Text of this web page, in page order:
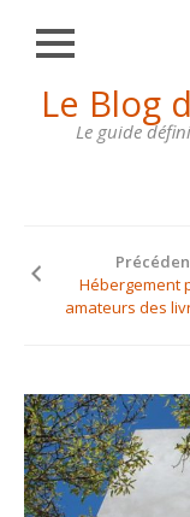
Le Blog
Le guide
Fermer
HOME
OTRANTO
SANTA
MAISONS
À
LOUER
CONTACTS
Hébergement
amateurs des